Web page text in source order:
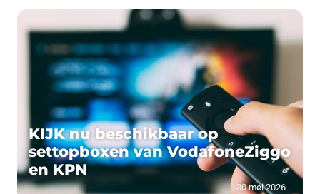
KIJK nu beschikbaar op
settopboxen van VodafoneZiggo
en KPN
30 mei 2026